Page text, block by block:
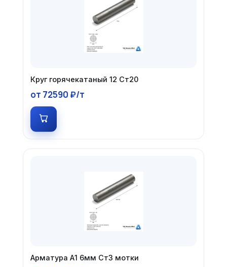
Круг горячекатаный 12 Ст20
от 72590 ₽/т
Арматура А1 6мм Ст3 мотки